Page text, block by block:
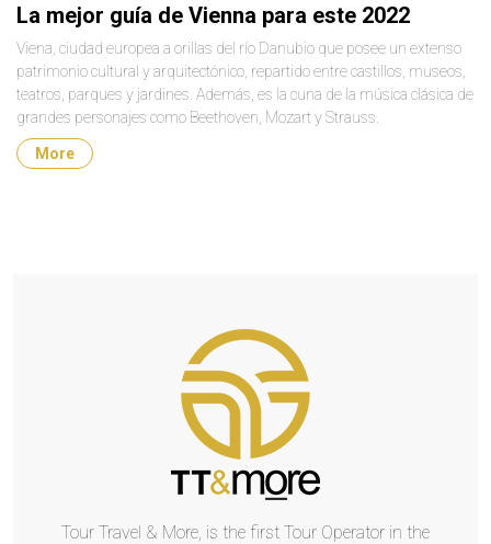
Tour Travel & More, is the first Tour Operator in the
La mejor guía de Vienna para este 2022
Viena, ciudad europea a orillas del río Danubio que posee un extenso
patrimonio cultural y arquitectónico, repartido entre castillos, museos,
teatros, parques y jardines. Además, es la cuna de la música clásica de
grandes personajes como Beethoven, Mozart y Strauss.
More